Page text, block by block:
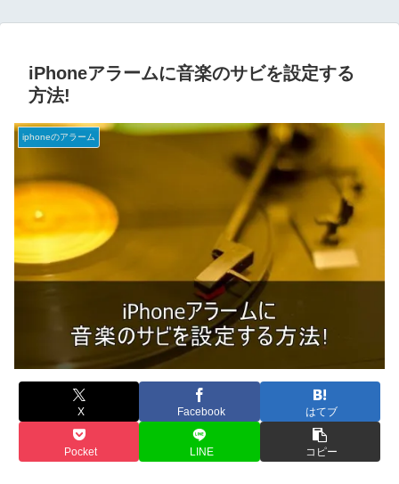
iPhoneアラームに音楽のサビを設定する
方法!
iphoneのアラーム
X Facebook はてブ
Pocket LINE コピー